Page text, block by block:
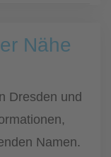
Nähe
Dresden und
Namen.